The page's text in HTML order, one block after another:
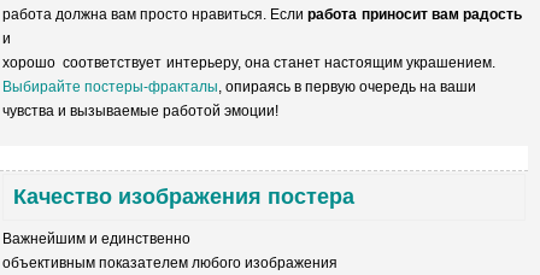
работа должна вам просто нравиться. Если работа приносит вам радость
и
хорошо соответствует интерьеру, она станет настоящим украшением.
Выбирайте постеры-фракталы, опираясь в первую очередь на ваши
чувства и вызываемые работой эмоции!
Качество изображения постера
Важнейшим и единственно
объективным показателем любого изображения